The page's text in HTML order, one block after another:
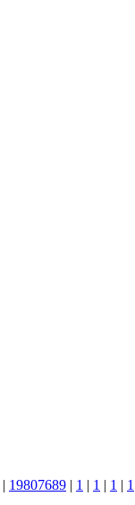
| 19807689 | 1 | 1 | 1 | 1